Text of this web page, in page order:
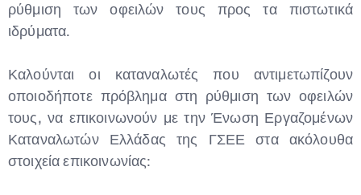
ρύθμιση των οφειλών τους προς τα πιστωτικά
ιδρύματα.
Καλούνται οι καταναλωτές που αντιμετωπίζουν
οποιοδήποτε πρόβλημα στη ρύθμιση των οφειλών
τους, να επικοινωνούν με την Ένωση Εργαζομένων
Καταναλωτών Ελλάδας της ΓΣΕΕ στα ακόλουθα
στοιχεία επικοινωνίας: